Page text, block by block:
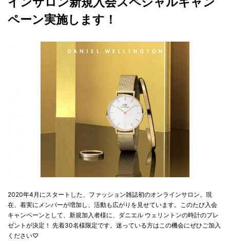
ペーン実施します！
2020年4月にスタートした、ファッション雑誌初のオンラインサロン。現
在、着実にメンバーが増加し、活動も広がりを見せています。このたび入会
キャンペーンとして、新規加入者様に、ダニエル ウェリントンの時計のプレ
ゼントが決定！ 先着30名様限定です。迷っている方はこの機会にぜひご加入
ください♡